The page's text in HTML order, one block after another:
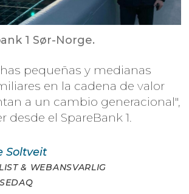
1 Sør-Norge.
pequeñas y medianas
en la cadena de valor
a un cambio generacional",
desde el SpareBank 1.
Soltveit
& WEBANSVARLIG